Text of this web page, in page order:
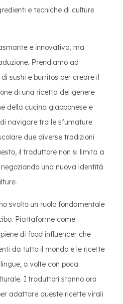
e tecniche di culture
e innovativa, ma
Prendiamo ad
sushi e burritos per creare il
di una ricetta del genere
della cucina giapponese e
navigare tra le sfumature
due diverse tradizioni
il traduttore non si limita a
una nuova identità
svolto un ruolo fondamentale
Piattaforme come
di food influencer che
da tutto il mondo e le ricette
a volte con poca
I traduttori stanno ora
adattare queste ricette virali